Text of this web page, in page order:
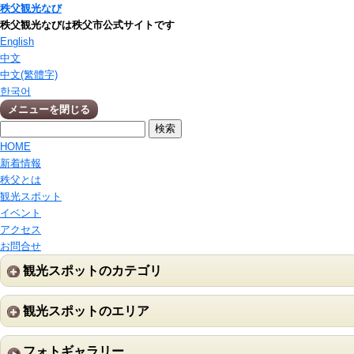
秩父観光なび
秩父観光なびは秩父市公式サイトです
English
中文
中文(繁體字)
한국어
メニューを閉じる
HOME
新着情報
秩父とは
観光スポット
イベント
アクセス
お問合せ
観光スポットのカテゴリ
観光スポットのエリア
フォトギャラリー